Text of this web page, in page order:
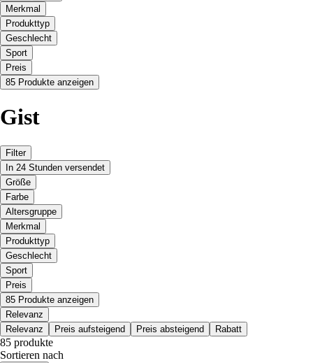
Merkmal
Produkttyp
Geschlecht
Sport
Preis
85 Produkte anzeigen
Gist
Filter
In 24 Stunden versendet
Größe
Farbe
Altersgruppe
Merkmal
Produkttyp
Geschlecht
Sport
Preis
85 Produkte anzeigen
Relevanz
Relevanz
Preis aufsteigend Preis absteigend Rabatt
85 produkte
Sortieren nach